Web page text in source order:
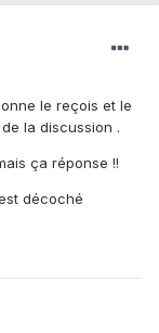
le reçois et le
la discussion .
ça réponse !!
décoché